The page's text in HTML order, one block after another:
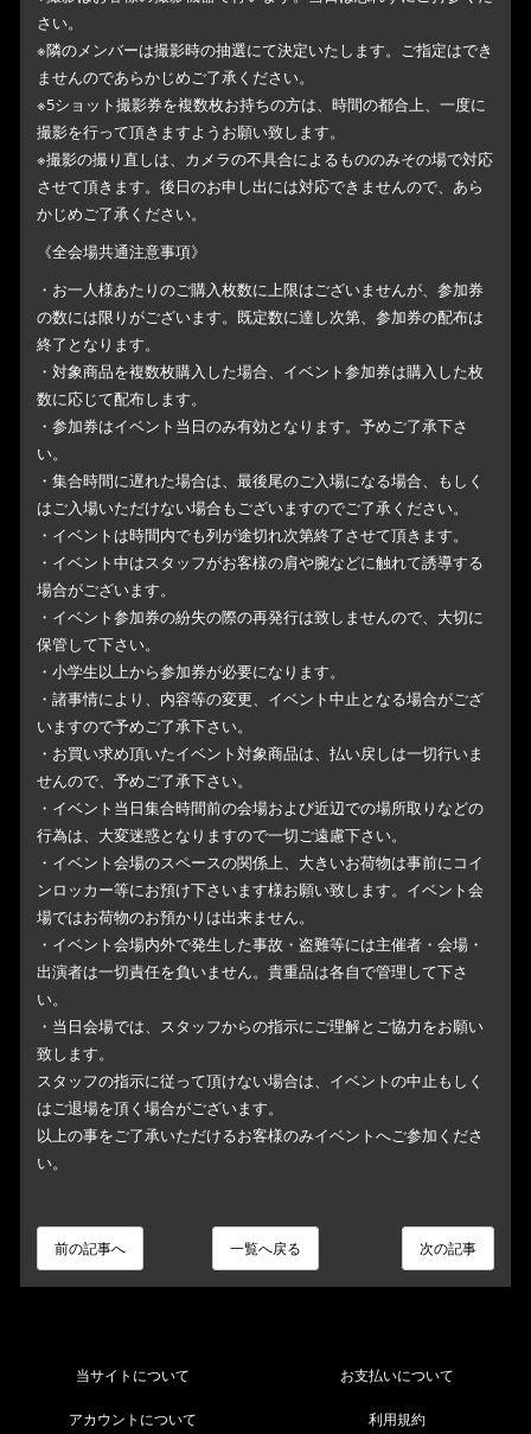
さい。
※隣のメンバーは撮影時の抽選にて決定いたします。ご指定はでき
ませんのであらかじめご了承ください。
※5ショット撮影券を複数枚お持ちの方は、時間の都合上、一度に
撮影を行って頂きますようお願い致します。
※撮影の撮り直しは、カメラの不具合によるもののみその場で対応
させて頂きます。後日のお申し出には対応できませんので、あら
かじめご了承ください。
《全会場共通注意事項》
・お一人様あたりのご購入枚数に上限はございませんが、参加券
の数には限りがございます。既定数に達し次第、参加券の配布は
終了となります。
・対象商品を複数枚購入した場合、イベント参加券は購入した枚
数に応じて配布します。
・参加券はイベント当日のみ有効となります。予めご了承下さ
い。
・集合時間に遅れた場合は、最後尾のご入場になる場合、もしく
はご入場いただけない場合もございますのでご了承ください。
・イベントは時間内でも列が途切れ次第終了させて頂きます。
・イベント中はスタッフがお客様の肩や腕などに触れて誘導する
場合がございます。
・イベント参加券の紛失の際の再発行は致しませんので、大切に
保管して下さい。
・小学生以上から参加券が必要になります。
・諸事情により、内容等の変更、イベント中止となる場合がござ
いますので予めご了承下さい。
・お買い求め頂いたイベント対象商品は、払い戻しは一切行いま
せんので、予めご了承下さい。
・イベント当日集合時間前の会場および近辺での場所取りなどの
行為は、大変迷惑となりますので一切ご遠慮下さい。
・イベント会場のスペースの関係上、大きいお荷物は事前にコイ
ンロッカー等にお預け下さいます様お願い致します。イベント会
場ではお荷物のお預かりは出来ません。
・イベント会場内外で発生した事故・盗難等には主催者・会場・
出演者は一切責任を負いません。貴重品は各自で管理して下さ
い。
・当日会場では、スタッフからの指示にご理解とご協力をお願い
致します。
スタッフの指示に従って頂けない場合は、イベントの中止もしく
はご退場を頂く場合がございます。
以上の事をご了承いただけるお客様のみイベントへご参加くださ
い。
次の記事
一覧へ戻る
前の記事へ
当サイトについて お支払いについて
アカウントについて 利用規約